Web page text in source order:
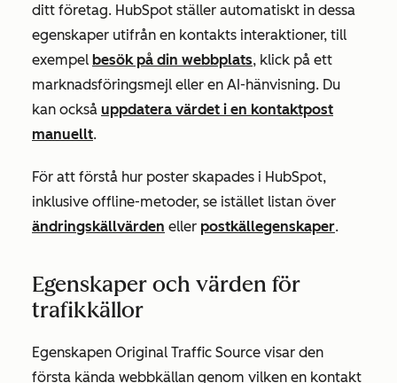
ditt företag. HubSpot ställer automatiskt in dessa
egenskaper utifrån en kontakts interaktioner, till
exempel besök på din webbplats, klick på ett
marknadsföringsmejl eller en AI-hänvisning. Du
kan också uppdatera värdet i en kontaktpost
manuellt.
För att förstå hur poster skapades i HubSpot,
inklusive offline-metoder, se istället listan över
ändringskällvärden eller postkällegenskaper.
Egenskaper och värden för
trafikkällor
Egenskapen Original Traffic Source visar den
första kända webbkällan genom vilken en kontakt